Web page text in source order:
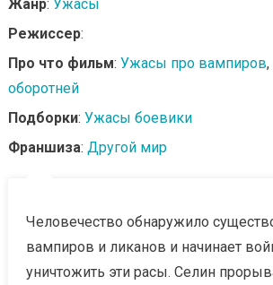
Жанр: Ужасы
Режиссер:
Про что фильм: Ужасы про вампиров,
оборотней
Подборки: Ужасы боевики
Франшиза: Другой мир
Человечество обнаружило
вампиров и ликанов и начинает
уничтожить эти расы. Селин